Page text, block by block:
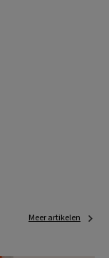
Meer artikelen